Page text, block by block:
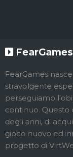
FearGames
stravolgente
perseguiamo
continuo. Questo
degli anni, di
gioco nuovo ed
progetto di